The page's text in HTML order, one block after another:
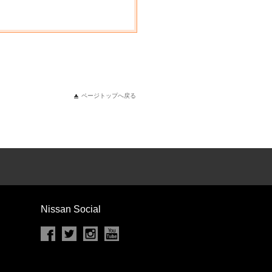
ページトップへ戻る
Nissan Social